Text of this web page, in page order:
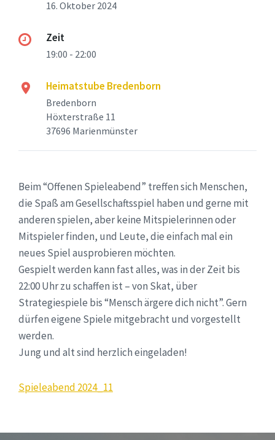
16. Oktober 2024
Zeit
19:00 - 22:00
Heimatstube Bredenborn
Bredenborn
Höxterstraße 11
37696 Marienmünster
Beim “Offenen Spieleabend” treffen sich Menschen,
die Spaß am Gesellschaftsspiel haben und gerne mit
anderen spielen, aber keine Mitspielerinnen oder
Mitspieler finden, und Leute, die einfach mal ein
neues Spiel ausprobieren möchten.
Gespielt werden kann fast alles, was in der Zeit bis
22:00 Uhr zu schaffen ist – von Skat, über
Strategiespiele bis “Mensch ärgere dich nicht”. Gern
dürfen eigene Spiele mitgebracht und vorgestellt
werden.
Jung und alt sind herzlich eingeladen!
Spieleabend 2024_11